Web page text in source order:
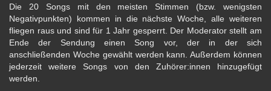
Die 20 Songs mit den meisten Stimmen (bzw. wenigsten
Negativpunkten) kommen in die nächste Woche, alle weiteren
fliegen raus und sind für 1 Jahr gesperrt. Der Moderator stellt am
Ende der Sendung einen Song vor, der in der sich
anschließenden Woche gewählt werden kann. Außerdem können
jederzeit weitere Songs von den Zuhörer:innen hinzugefügt
werden.